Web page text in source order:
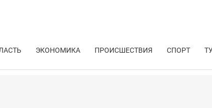
ЭКОНОМИКА ПРОИСШЕСТВИЯ СПОРТ